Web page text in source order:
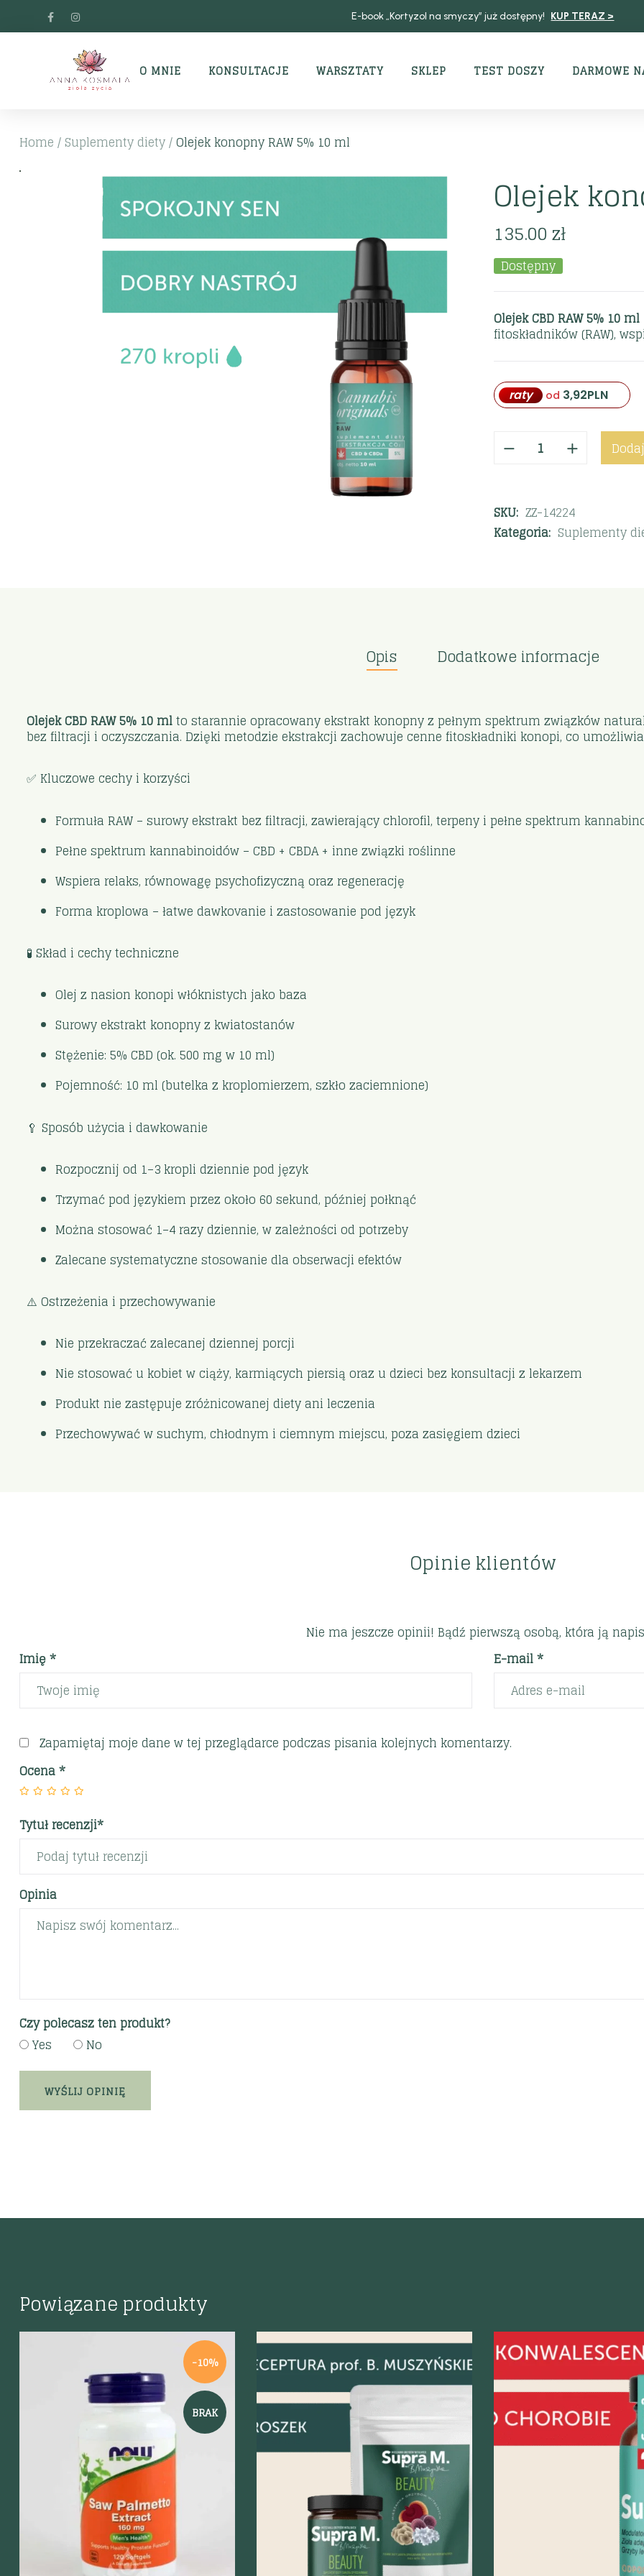
E-book „Kortyzol na smyczy” już dostępny! KUP TERAZ >
O MNIE KONSULTACJE WARSZTATY SKLEP TEST DOSZY DARMOWE
Home / Suplementy diety/Olejek konopny RAW 5% 10 ml
Olejek
135.00zł
Dostępny
Olejek CBD RAW 5% 10 ml
fitoskładników (RAW),
raty od 3,92PLN
SKU: ZZ-14224
Kategoria: Suplementy
Opis Dodatkowe informacje
Olejek CBD RAW 5% 10 mlto starannie opracowany ekstrakt konopny z pełnym spektrum związków
bez filtracji i oczyszczania. Dzięki metodzie ekstrakcji zachowuje cenne fitoskładniki konopi, co
✅ Kluczowe cechy i korzyści
Formuła RAW – surowy ekstrakt bez filtracji, zawierający chlorofil, terpeny i pełne spektrum
Pełne spektrum kannabinoidów – CBD + CBDA + inne związki roślinne
Wspiera relaks, równowagę psychofizyczną oraz regenerację
Forma kroplowa – łatwe dawkovanie i zastosowanie pod język
🧪 Skład i cechy techniczne
Olej z nasion konopi włóknistych jako baza
Surowy ekstrakt konopny z kwiatostanów
Stężenie: 5% CBD (ok. 500 mg w 10 ml)
Pojemność: 10 ml (butelka z kroplomierzem, szkło zaciemnione)
🥄 Sposób użycia i dawkowanie
Rozpocznij od 1–3 kropli dziennie pod język
Trzymać pod językiem przez około 60 sekund, później połknąć
Można stosować 1–4 razy dziennie, w zależności od potrzeby
Zalecane systematyczne stosowanie dla obserwacji efektów
⚠️ Ostrzeżenia i przechowywanie
Nie przekraczać zalecanej dziennej porcji
Nie stosować u kobiet w ciąży, karmiących piersią oraz u dzieci bez konsultacji z lekarzem
Produkt nie zastępuje zróżnicowanej diety ani leczenia
Przechowywać w suchym, chłodnym i ciemnym miejscu, poza zasięgiem dzieci
Opinie klientów
Nie ma jeszcze opinii! Bądź pierwszą osobą, która ją
Imię *
E-mail *
Zapamiętaj moje dane w tej przeglądarce podczas pisania kolejnych komentarzy.
Ocena*
Tytuł recenzji*
Opinia
Czy polecasz ten produkt?
Yes
No
Powiązane produkty
-10%
BRAK
Szybki podgląd Szybki podgląd